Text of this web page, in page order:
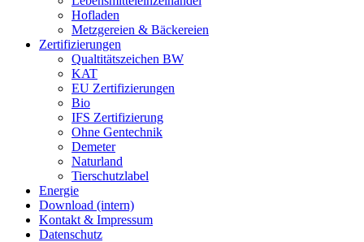
Hofladen
Metzgereien & Bäckereien
Zertifizierungen
Qualtitätszeichen BW
KAT
EU Zertifizierungen
Bio
IFS Zertifizierung
Ohne Gentechnik
Demeter
Naturland
Tierschutzlabel
Energie
Download (intern)
Kontakt & Impressum
Datenschutz